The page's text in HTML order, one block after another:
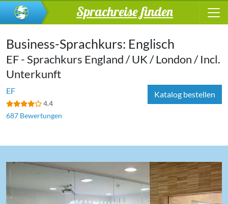
Sprachreise finden
Business-Sprachkurs: Englisch
EF - Sprachkurs England / UK / London / Incl.
Unterkunft
EF
4.4
687 Bewertungen
Katalog bestellen